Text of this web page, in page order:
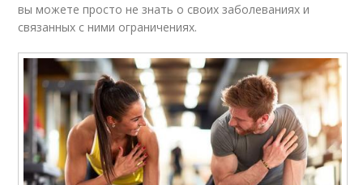
вы можете просто не знать о своих заболеваниях и
связанных с ними ограничениях.